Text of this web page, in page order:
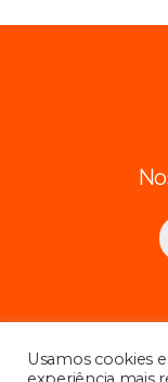
Usamos cookies